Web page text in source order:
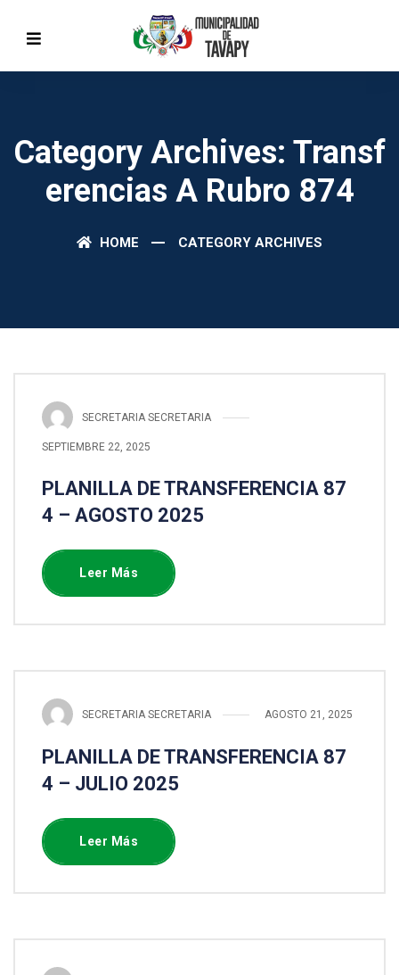
Category Archives: Transf
Erencias A Rubro 874
HOME CATEGORY ARCHIVES
SECRETARIA SECRETARIA
SEPTIEMBRE 22, 2025
PLANILLA DE TRANSFERENCIA 87
4 – AGOSTO 2025
Leer Más
SECRETARIA SECRETARIA AGOSTO 21, 2025
PLANILLA DE TRANSFERENCIA 87
4 – JULIO 2025
Leer Más